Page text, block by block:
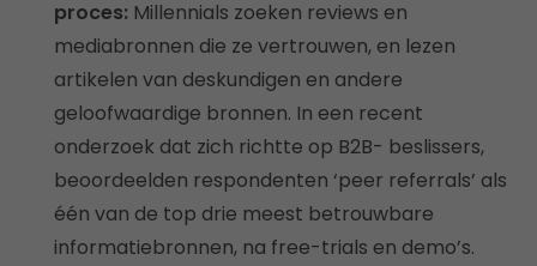
proces: Millennials zoeken reviews en
mediabronnen die ze vertrouwen, en lezen
artikelen van deskundigen en andere
geloofwaardige bronnen. In een recent
onderzoek dat zich richtte op B2B- beslissers,
beoordeelden respondenten ‘peer referrals’ als
één van de top drie meest betrouwbare
informatiebronnen, na free-trials en demo’s.